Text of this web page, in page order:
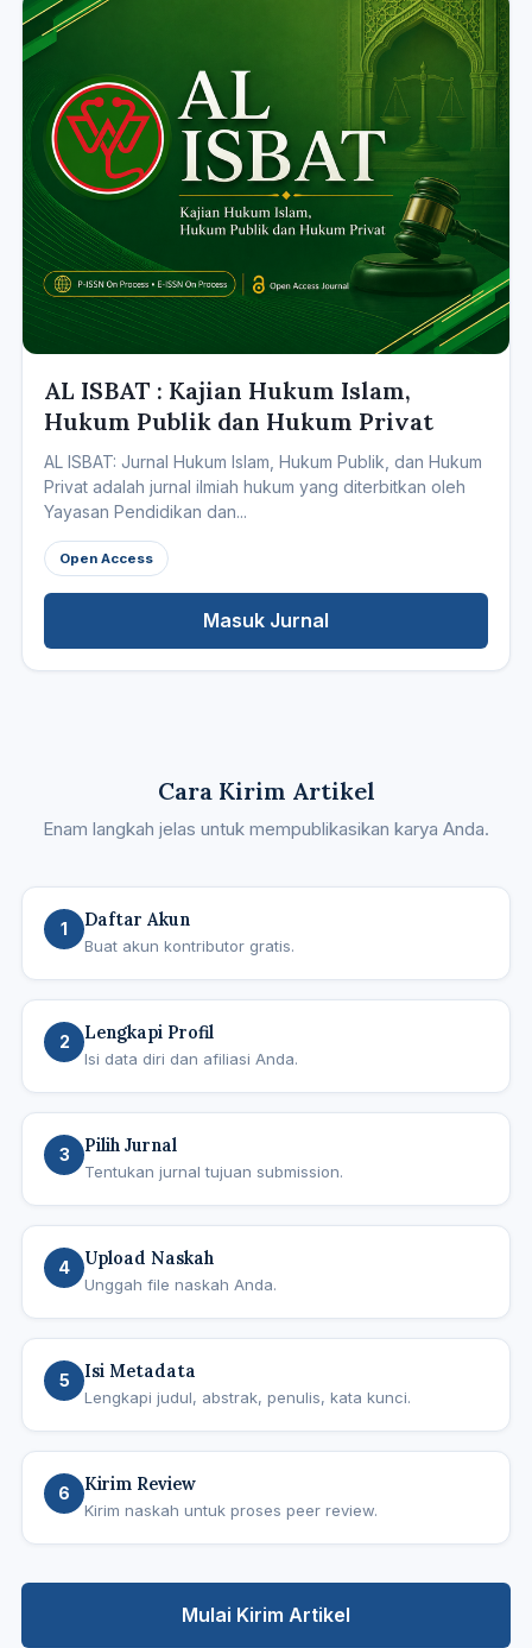
AL ISBAT : Kajian Hukum Islam,
Hukum Publik dan Hukum Privat
AL ISBAT: Jurnal Hukum Islam, Hukum Publik, dan Hukum
Privat adalah jurnal ilmiah hukum yang diterbitkan oleh
Yayasan Pendidikan dan...
Open Access
Masuk Jurnal
Cara Kirim Artikel
Enam langkah jelas untuk mempublikasikan karya Anda.
1 Daftar Akun
Buat akun kontributor gratis.
2 Lengkapi Profil
Isi data diri dan afiliasi Anda.
3 Pilih Jurnal
Tentukan jurnal tujuan submission.
4 Upload Naskah
Unggah file naskah Anda.
5 Isi Metadata
Lengkapi judul, abstrak, penulis, kata kunci.
6 Kirim Review
Kirim naskah untuk proses peer review.
Mulai Kirim Artikel